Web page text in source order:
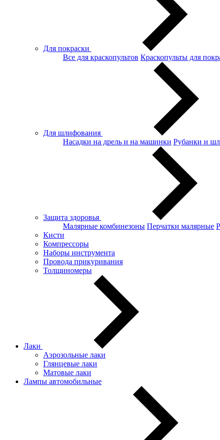
Для покраски
Все для краскопультов Краскопульты для
Для шлифования
Насадки на дрель и на машинки Рубанки и
Защита здоровья
Малярные комбинезоны Перчатки малярные
Кисти
Компрессоры
Наборы инструмента
Провода прикуривания
Толщиномеры
Лаки
Аэрозольные лаки
Глянцевые лаки
Матовые лаки
Лампы автомобильные